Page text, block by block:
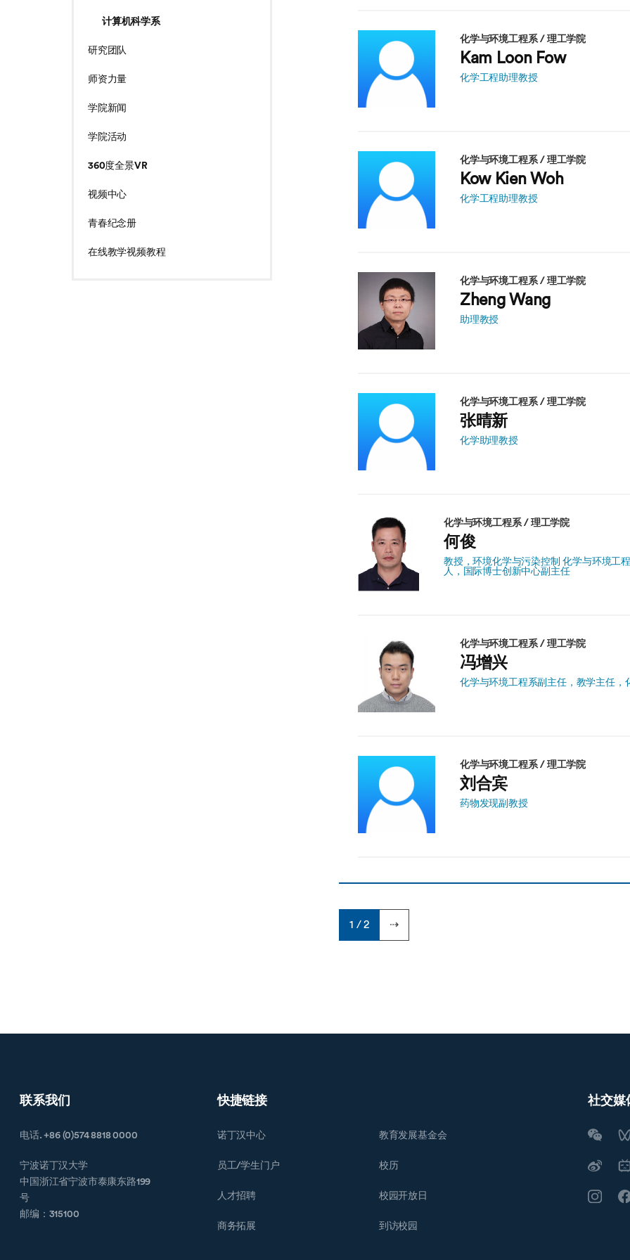
计算机科学系
研究团队
师资力量
学院新闻
学院活动
360度全景VR
视频中心
青春纪念册
在线教学视频教程
化学与环境工程系 / 理工学院
Kam Loon Fow
化学工程助理教授
化学与环境工程系 / 理工学院
Kow Kien Woh
化学工程助理教授
化学与环境工程系 / 理工学院
Zheng Wang
助理教授
化学与环境工程系 / 理工学院
张晴新
化学助理教授
化学与环境工程系 / 理工学院
何俊
教授，环境化学与污染控制 化学与环境工
人，国际博士创新中心副主任
化学与环境工程系 / 理工学院
冯增兴
化学与环境工程系副主任，教学主任，
化学与环境工程系 / 理工学院
刘合宾
药物发现副教授
1 / 2 ⇢
联系我们
电话. +86 (0)574 8818 0000
宁波诺丁汉大学
中国浙江省宁波市泰康东路199
号
邮编：315100
快捷链接
诺丁汉中心
员工/学生门户
人才招聘
商务拓展
教育发展基金会
校历
校园开放日
到访校园
社交媒